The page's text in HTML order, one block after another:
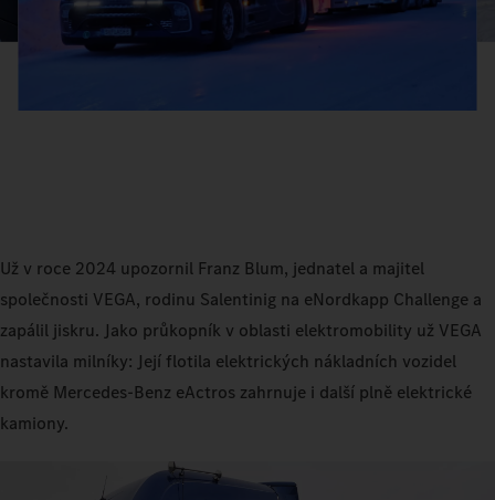
Už v roce 2024 upozornil Franz Blum, jednatel a majitel
společnosti VEGA, rodinu Salentinig na eNordkapp Challenge a
zapálil jiskru. Jako průkopník v oblasti elektromobility už VEGA
nastavila milníky: Její flotila elektrických nákladních vozidel
kromě Mercedes‑Benz eActros zahrnuje i další plně elektrické
kamiony.